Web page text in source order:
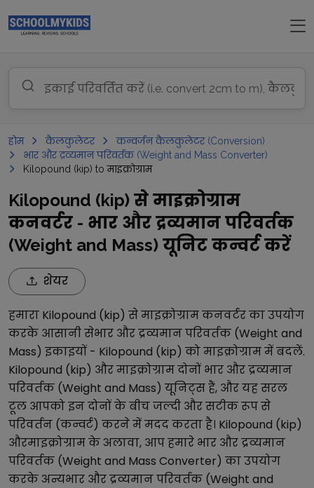
होम कैलकुलेटर
कन्वर्जन कैलकुलेटर (Conversion)
भार और द्रव्यमान परिवर्तक (Weight and Mass Converter)
Kilopound (kip) to माइक्रोग्राम
Kilopound (kip) से माइक्रोग्राम
कनवर्टर - भार और द्रव्यमान परिवर्तक
(Weight and Mass) यूनिट कन्वर्ट करें
शेयर
हमारा Kilopound (kip) सेमाइक्रोग्रामकनवर्टर का उपयोग
करके आसानी सेभार और द्रव्यमान परिवर्तक (Weight and
Mass) इकाइयों - Kilopound (kip) कोमाइक्रोग्राममें बदलें.
Kilopound (kip) औरमाइक्रोग्रामदोनों भार और द्रव्यमान
परिवर्तक (Weight and Mass) यूनिट्स हैं, और यह सरल
टूल आपको इन दोनों के बीच जल्दी और सटीक रूप से
परिवर्तन (कन्वर्ट) करने में मदद करता है। Kilopound (kip)
औरमाइक्रोग्रामके अलावा, आप हमारे भार और द्रव्यमान
परिवर्तक (Weight and Mass Converter) का उपयोग
करके अन्यभार और द्रव्यमान परिवर्तक (Weight and